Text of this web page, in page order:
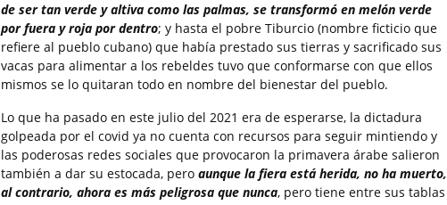
de ser tan verde y altiva como las palmas, se transformó en melón verde
por fuera y roja por dentro; y hasta el pobre Tiburcio (nombre ficticio que
refiere al pueblo cubano) que había prestado sus tierras y sacrificado sus
vacas para alimentar a los rebeldes tuvo que conformarse con que ellos
mismos se lo quitaran todo en nombre del bienestar del pueblo.
Lo que ha pasado en este julio del 2021 era de esperarse, la dictadura
golpeada por el covid ya no cuenta con recursos para seguir mintiendo y
las poderosas redes sociales que provocaron la primavera árabe salieron
también a dar su estocada, pero aunque la fiera está herida, no ha muerto,
al contrario, ahora es más peligrosa que nunca, pero tiene entre sus tablas